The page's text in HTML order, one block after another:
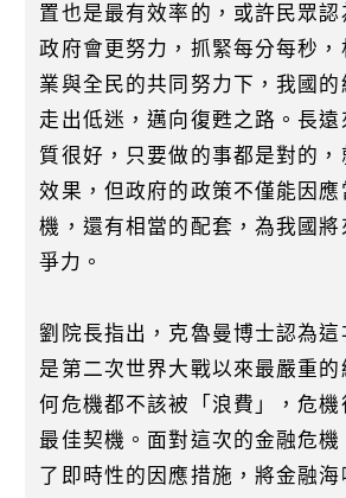
置也是最有效率的，或許民眾認
政府會更努力，抓緊每分每秒
業與全民的共同努力下，我國
走出低迷，邁向復甦之路。長
質很好，只要做的事都是對的，
效果，但政府的政策不僅能因
機，還有相當的配套，為我國
爭力。
劉院長指出，克魯曼博士認為這
是第二次世界大戰以來最嚴重
何危機都不該被「浪費」，危
最佳契機。面對這次的金融危
了即時性的因應措施，將金融